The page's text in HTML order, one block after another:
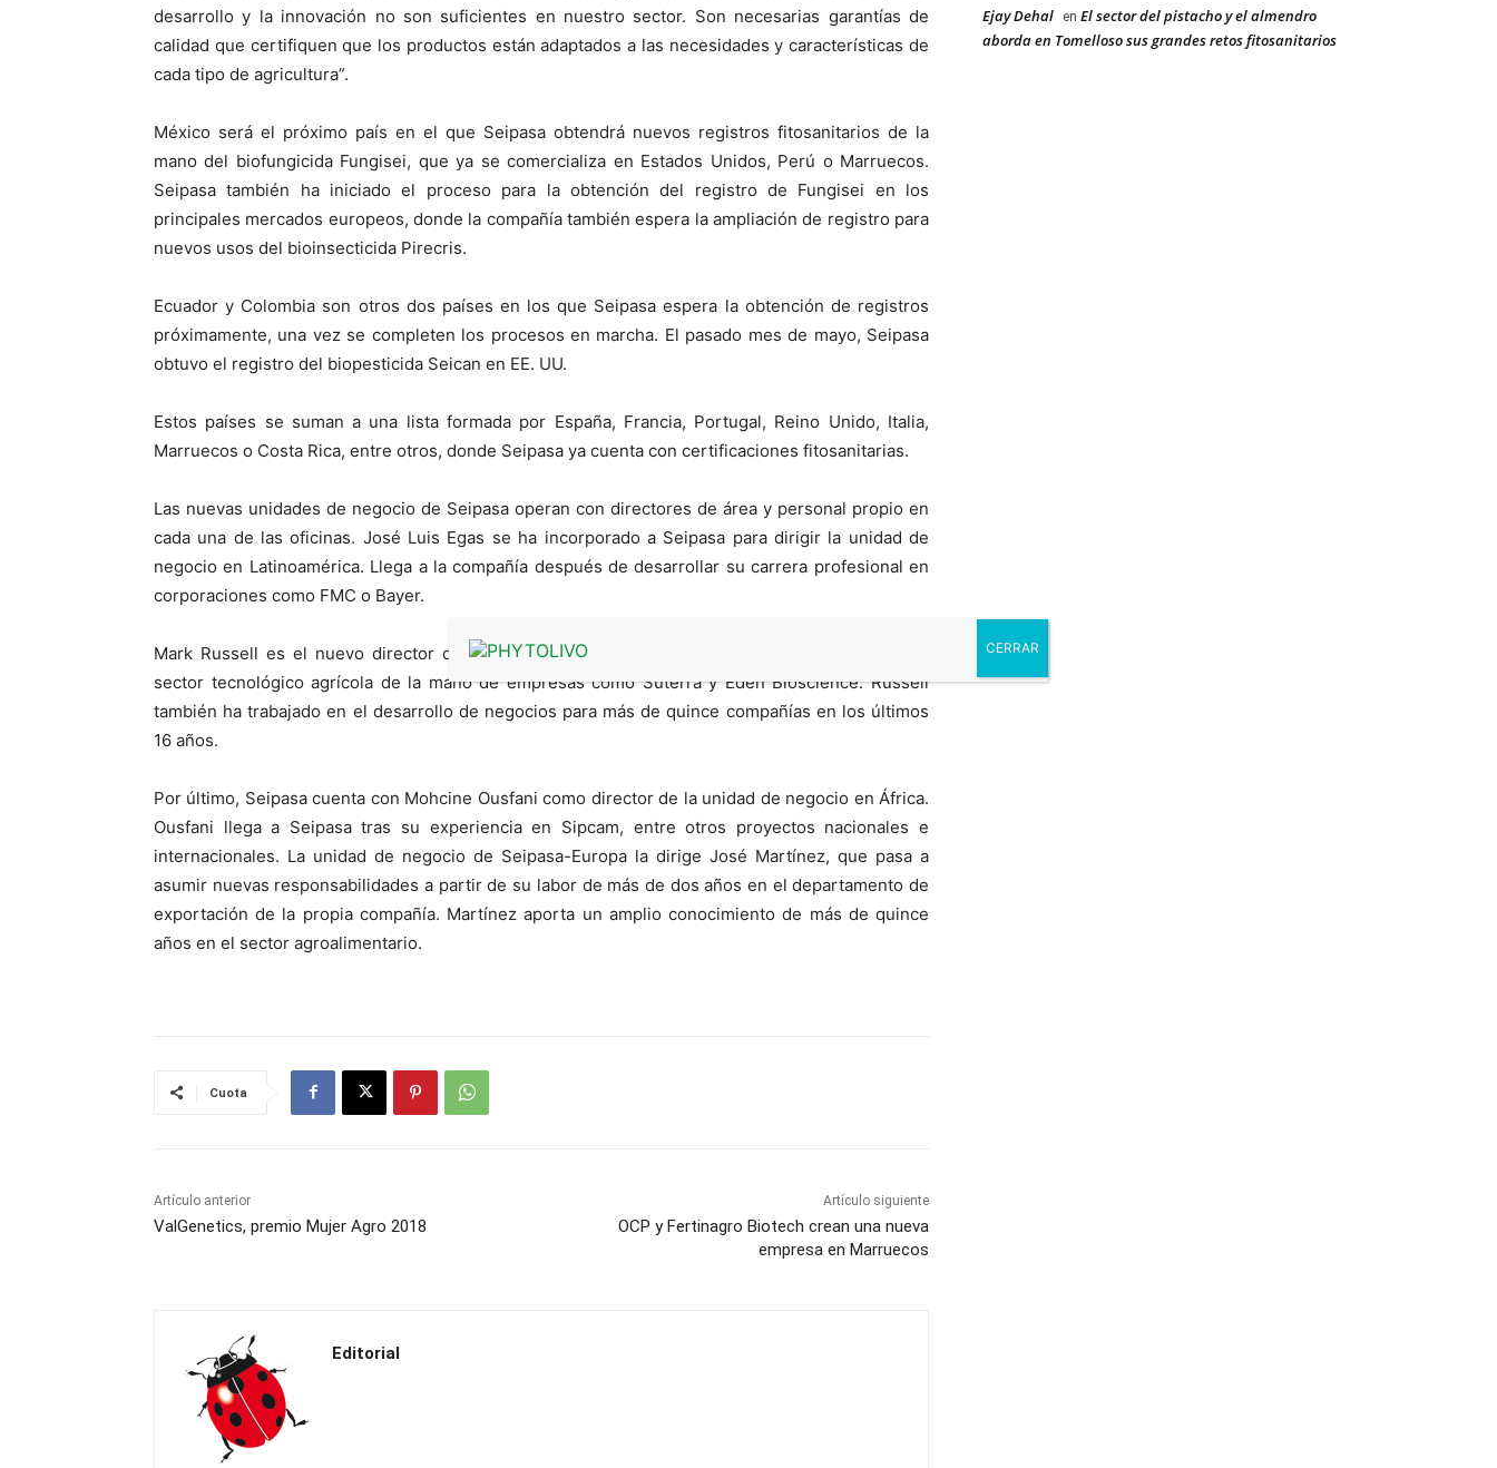
desarrollo y la innovación no son suficientes en nuestro sector. Son necesarias garantías de
calidad que certifiquen que los productos están adaptados a las necesidades y características de
cada tipo de agricultura”.
México será el próximo país en el que Seipasa obtendrá nuevos registros fitosanitarios de la
mano del biofungicida Fungisei, que ya se comercializa en Estados Unidos, Perú o Marruecos.
Seipasa también ha iniciado el proceso para la obtención del registro de Fungisei en los
principales mercados europeos, donde la compañía también espera la ampliación de registro para
nuevos usos del bioinsecticida Pirecris.
Ecuador y Colombia son otros dos países en los que Seipasa espera la obtención de registros
próximamente, una vez se completen los procesos en marcha. El pasado mes de mayo, Seipasa
obtuvo el registro del biopesticida Seican en EE. UU.
Estos países se suman a una lista formada por España, Francia, Portugal, Reino Unido, Italia,
Marruecos o Costa Rica, entre otros, donde Seipasa ya cuenta con certificaciones fitosanitarias.
Las nuevas unidades de negocio de Seipasa operan con directores de área y personal propio en
cada una de las oficinas. José Luis Egas se ha incorporado a Seipasa para dirigir la unidad de
negocio en Latinoamérica. Llega a la compañía después de desarrollar su carrera profesional en
corporaciones como FMC o Bayer.
Mark Russell es el nuevo director de Seipasa-USA. Cuenta con una extensa trayectoria en el
sector tecnológico agrícola de la mano de empresas como Suterra y Eden Bioscience. Russell
también ha trabajado en el desarrollo de negocios para más de quince compañías en los últimos
16 años.
Por último, Seipasa cuenta con Mohcine Ousfani como director de la unidad de negocio en África.
Ousfani llega a Seipasa tras su experiencia en Sipcam, entre otros proyectos nacionales e
internacionales. La unidad de negocio de Seipasa-Europa la dirige José Martínez, que pasa a
asumir nuevas responsabilidades a partir de su labor de más de dos años en el departamento de
exportación de la propia compañía. Martínez aporta un amplio conocimiento de más de quince
años en el sector agroalimentario.
Cuota
Artículo anterior
ValGenetics, premio Mujer Agro 2018
Artículo siguiente
OCP y Fertinagro Biotech crean una nueva
empresa en Marruecos
Editorial
Ejay Dehal en El sector del pistacho y el almendro
aborda en Tomelloso sus grandes retos fitosanitarios